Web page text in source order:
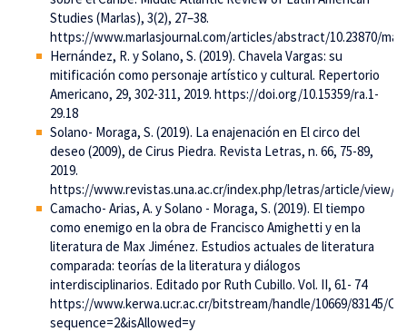
Studies (Marlas), 3(2), 27–38.
https://www.marlasjournal.com/articles/abstract/10.23870/
Hernández, R. y Solano, S. (2019). Chavela Vargas: su
mitificación como personaje artístico y cultural. Repertorio
Americano, 29, 302-311, 2019. https://doi.org/10.15359/ra.1-
29.18
Solano- Moraga, S. (2019). La enajenación en El circo del
deseo (2009), de Cirus Piedra. Revista Letras, n. 66, 75-89,
2019.
https://www.revistas.una.ac.cr/index.php/letras/article/view/
Camacho- Arias, A. y Solano - Moraga, S. (2019). El tiempo
como enemigo en la obra de Francisco Amighetti y en la
literatura de Max Jiménez. Estudios actuales de literatura
comparada: teorías de la literatura y diálogos
interdisciplinarios. Editado por Ruth Cubillo. Vol. II, 61- 74
https://www.kerwa.ucr.ac.cr/bitstream/handle/10669/83145/
sequence=2&isAllowed=y